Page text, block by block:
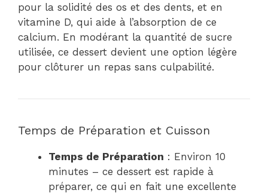
pour la solidité des os et des dents, et en
vitamine D, qui aide à l’absorption de ce
calcium. En modérant la quantité de sucre
utilisée, ce dessert devient une option légère
pour clôturer un repas sans culpabilité.
Temps de Préparation et Cuisson
Temps de Préparation : Environ 10
minutes – ce dessert est rapide à
préparer, ce qui en fait une excellente